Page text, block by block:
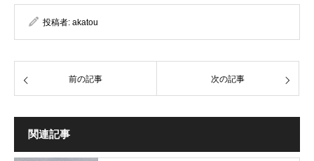
投稿者: akatou
前の記事 次の記事
関連記事